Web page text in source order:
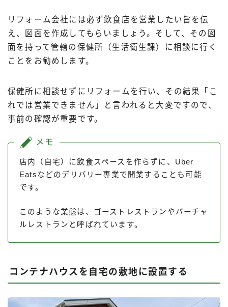
リフォーム会社には必ず飲食店を営業したい旨を伝
え、図面を作成してもらいましょう。そして、その図
面を持って管轄の保健所（生活衛生課）に相談に行く
ことをお勧めします。
保健所に相談せずにリフォームを行い、その結果「こ
れでは営業できません」と言われると大変ですので、
事前の確認が重要です。
メモ
店内（自宅）に飲食スペースを作らずに、Uber
Eatsなどのデリバリー専業で開業することも可能
です。
このような業態は、ゴーストレストランやバーチャ
ルレストランと呼ばれています。
コンテナハウスを自宅の敷地に設置する